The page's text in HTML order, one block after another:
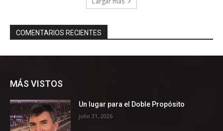
MÁS VISTOS
Un lugar para el Doble Propósito
julio 31, 2026